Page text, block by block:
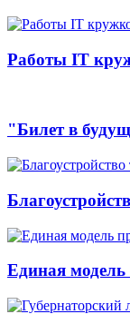
Работы IT
"Билет в
Единая